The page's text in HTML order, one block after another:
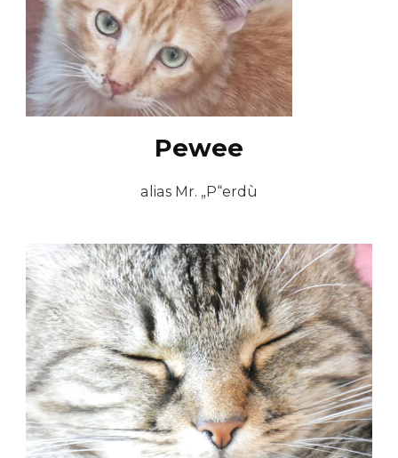
Pewee
alias Mr. „P“erdù